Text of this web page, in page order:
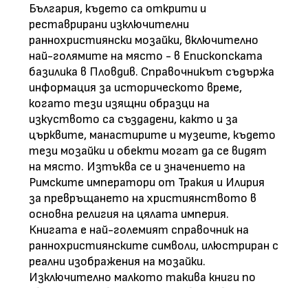
България, където са открити и
реставрирани изключителни
раннохристиянски мозайки, включително
най-голямите на място - в Епископската
базилика в Пловдив. Справочникът съдържа
информация за историческото време,
когато тези изящни образци на
изкуството са създадени, както и за
църквите, манастирите и музеите, където
тези мозайки и обекти могат да се видят
на място. Изтъква се и значението на
Римските императори от Тракия и Илирия
за превръщането на християнството в
основна религия на цялата империя.
Книгата е най-големият справочник на
раннохристиянските символи, илюстриран с
реални изображения на мозайки.
Изключително малкото такива книги по